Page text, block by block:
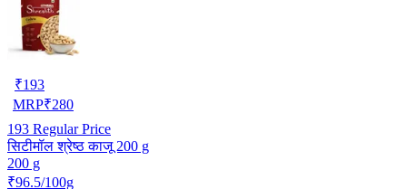
₹193
MRP₹280
193 Regular Price
सिटीमॉल श्रेष्ठ काजू 200 g
200 g
₹96.5/100g